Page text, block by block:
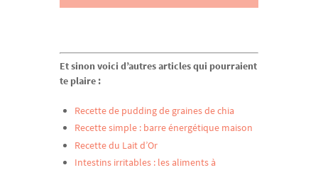
Et sinon voici d’autres articles qui pourraient
te plaire :
Recette de pudding de graines de chia
Recette simple : barre énergétique maison
Recette du Lait d’Or
Intestins irritables : les aliments à